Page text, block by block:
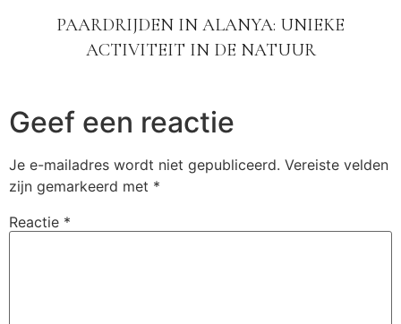
PAARDRIJDEN IN ALANYA: UNIEKE
ACTIVITEIT IN DE NATUUR
Geef een reactie
Je e-mailadres wordt niet gepubliceerd. Vereiste velden
zijn gemarkeerd met *
Reactie *